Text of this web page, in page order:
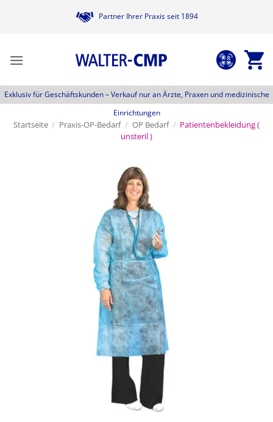
Partner Ihrer Praxis seit 1894
Exklusiv für Geschäftskunden –Verkauf nur an Ärzte, Praxen und medizinische
Einrichtungen
Startseite / Praxis-OP-Bedarf / OP Bedarf / Patientenbekleidung (
unsteril )